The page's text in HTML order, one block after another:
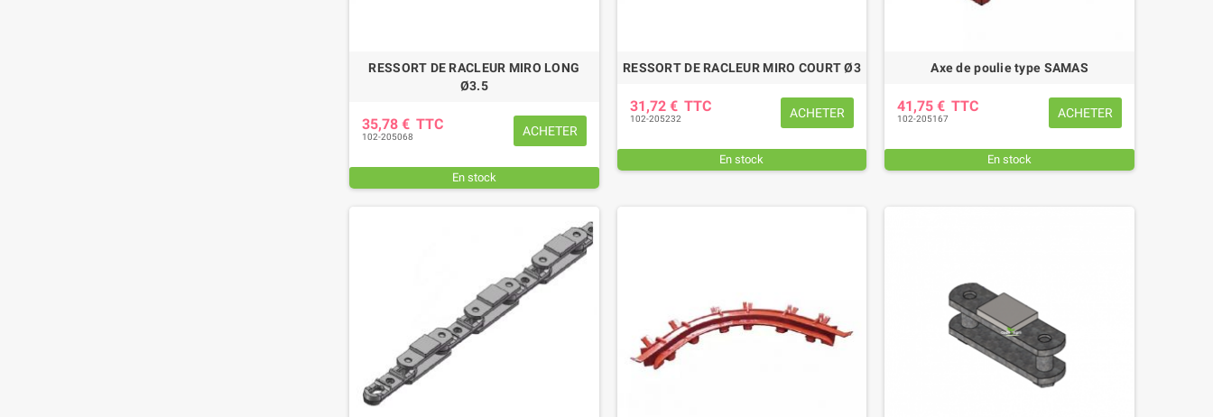
RESSORT DE RACLEUR MIRO LONG
Ø3.5
35,78 € TTC
102-205068 ACHETER
En stock
RESSORT DE RACLEUR MIRO COURT Ø3
31,72 € TTC
102-205232 ACHETER
En stock
Axe de poulie type SAMAS
41,75 € TTC
102-205167 ACHETER
En stock